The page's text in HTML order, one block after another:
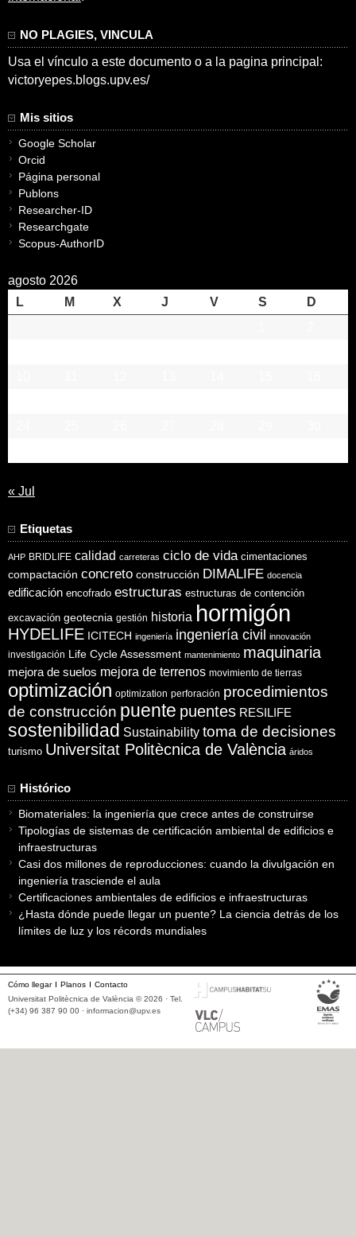
NO PLAGIES, VINCULA
Usa el vínculo a este documento o a la pagina principal:
victoryepes.blogs.upv.es/
Mis sitios
Google Scholar
Orcid
Página personal
Publons
Researcher-ID
Researchgate
Scopus-AuthorID
agosto 2026
L
M X J V S
D
« Jul
Etiquetas
AHP BRIDLIFE calidad carreteras ciclo de vida cimentaciones
compactación concreto construcción DIMALIFE docencia
edificación encofrado estructuras estructuras de contención
excavación geotecnia gestión historia hormigón
HYDELIFE ICITECH ingeniería ingeniería civil innovación
investigación Life Cycle Assessment mantenimiento maquinaria
mejora de suelos mejora de terrenos movimiento de tierras
optimización optimization perforación procedimientos
de construcción puente puentes RESILIFE
sostenibilidad Sustainability toma de decisiones
turismo Universitat Politècnica de València áridos
Histórico
Biomateriales: la ingeniería que crece antes de construirse
Tipologías de sistemas de certificación ambiental de edificios e
infraestructuras
Casi dos millones de reproducciones: cuando la divulgación en
ingeniería trasciende el aula
Certificaciones ambientales de edificios e infraestructuras
¿Hasta dónde puede llegar un puente? La ciencia detrás de los
límites de luz y los récords mundiales
Cómo llegar Planos
Contacto
Universitat Politècnica de València © 2026 · Tel.
(+34) 96 387 90 00 · informacion@upv.es